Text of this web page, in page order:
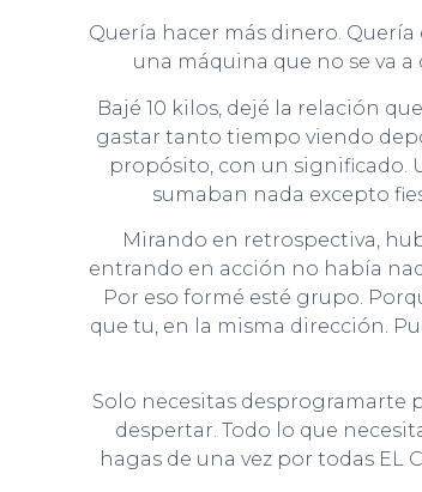
Quería hacer más dinero.
una máquina que no se va
Bajé 10 kilos, dejé la relación
gastar tanto tiempo viendo
propósito, con un significado.
sumaban nada excepto
Mirando en retrospectiva,
entrando en acción no había
Por eso formé esté grupo.
que tu, en la misma dirección.
Solo necesitas desprogramarte
despertar. Todo lo que
hagas de una vez por todas EL